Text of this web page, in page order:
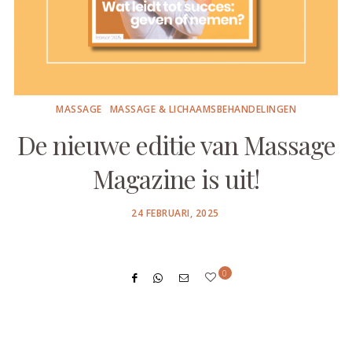
MASSAGE MASSAGE & LICHAAMSBEHANDELINGEN
De nieuwe editie van Massage
Magazine is uit!
POSTED
24 FEBRUARI, 2025
0